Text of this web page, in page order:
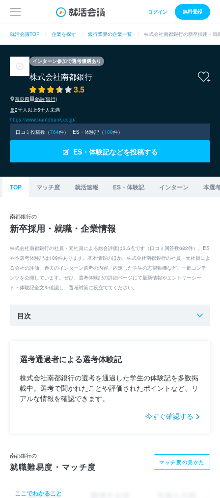
ログイン 無料登録
就活会議TOP 企業を探す 銀行業界の企業一覧 株式会社南都銀行の新卒採用・就
インターン参加で選考優遇あり
株式会社南都銀行
3.5
奈良県
金融(銀行)
2千人以上5千人未満
https://www.nantobank.co.jp/
口コミ投稿数（764件） ES・体験記（109件）
ES・体験記などを投稿する
TOP マッチ度 就活速報 ES・体験記 インターン 本選
南都銀行の
新卒採用・就職・企業情報
株式会社南都銀行の社員・元社員による総合評価は3.5点です（口コミ回答数682件）。ES
や本選考体験記は109件あります。基本情報のほか、株式会社南都銀行の社員・元社員によ
る会社の評価、過去のインターン選考の内容、内定した学生の志望動機など、一部コンテ
ンツを公開しています。ぜひ、選考体験記の詳細ページにて最新情報やエントリーシー
ト・体験記全文を確認し、選考対策に役立ててください。
目次
選考通過者による選考体験記
株式会社南都銀行の選考を通過した学生の体験記を多数掲
載中。選考で聞かれたことや評価されたポイントなど、リ
アルな情報を確認できます。
今すぐ確認する
南都銀行の
就職難易度・マッチ度 マッチ度の見かた
ここでわかること